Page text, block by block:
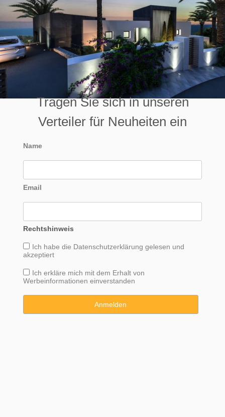
Tragen Sie sich in unseren
Verteiler für Neuheiten ein
Name
Email
Rechtshinweis
Ich habe die Datenschutzerklärung gelesen und
akzeptiert
Ich erkläre mich mit dem Erhalt von
Werbeinformationen einverstanden